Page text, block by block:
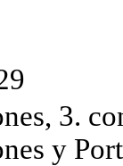
3.
y